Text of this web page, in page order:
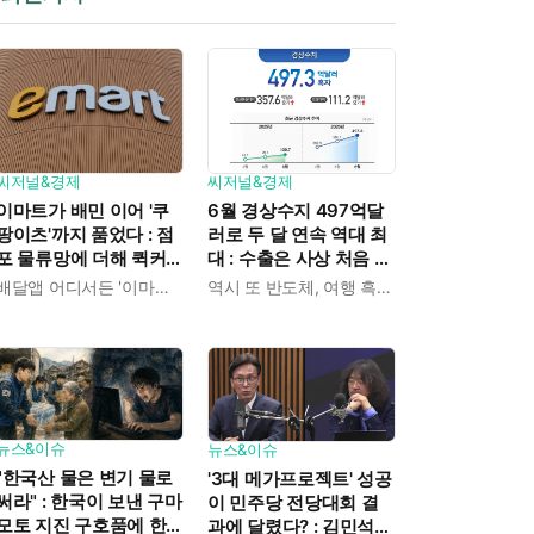
저널&경제
마트가 배민 이어 '쿠
이츠'까지 품었다 : 점
물류망에 더해 퀵커
스 판 확대
배달앱 어디서든 '이마트 장보기'
씨저널&경제
6월 경상수지 497억달
러로 두 달 연속 역대 최
대 : 수출은 사상 처음 1
천억 달러 뚫었다
역시 또 반도체, 여행 흑자도 역대 최대 규모
스&이슈
국산 물은 변기 물로
라" : 한국이 보낸 구마
토 지진 구호품에 한
뉴스&이슈
'3대 메가프로젝트' 성공
이 민주당 전당대회 결
과에 달렸다? : 김민석